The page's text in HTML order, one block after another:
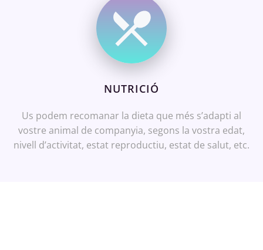
NUTRICIÓ
Us podem recomanar la dieta que més s’adapti al
vostre animal de companyia, segons la vostra edat,
nivell d’activitat, estat reproductiu, estat de salut, etc.